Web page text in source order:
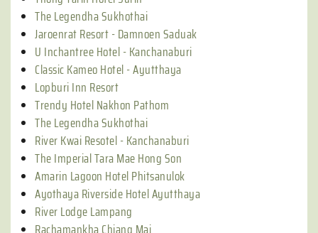
The Legendha Sukhothai
Jaroenrat Resort - Damnoen Saduak
U Inchantree Hotel - Kanchanaburi
Classic Kameo Hotel - Ayutthaya
Lopburi Inn Resort
Trendy Hotel Nakhon Pathom
The Legendha Sukhothai
River Kwai Resotel - Kanchanaburi
The Imperial Tara Mae Hong Son
Amarin Lagoon Hotel Phitsanulok
Ayothaya Riverside Hotel Ayutthaya
River Lodge Lampang